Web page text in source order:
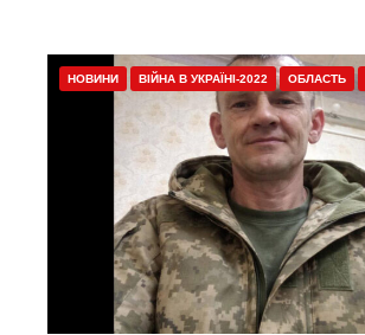
НОВИНИ ВІЙНА В УКРАЇНІ-2022 ОБЛАСТЬ